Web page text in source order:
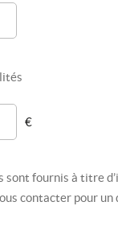
€
sont fournis à titre
contacter pour un